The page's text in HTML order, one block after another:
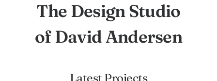
The Design Studio
of David Andersen
Latest Projects